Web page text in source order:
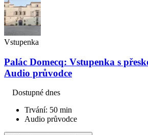
Vstupenka
Palác Domecq: Vstupenka s
Audio průvodce
Dostupné dnes
Trvání: 50 min
Audio průvodce